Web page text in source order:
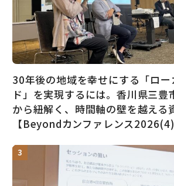
30年後の地域を幸せにする「ロー
ド」を実現するには。香川県三豊
から紐解く、時間軸の壁を越える
【Beyondカンファレンス2026(4)